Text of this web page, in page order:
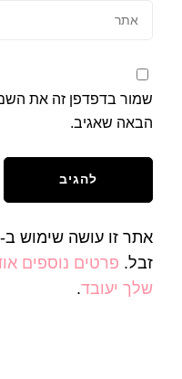
שמור בדפדפן זה את
הבאה שאגיב.
זבל. פרטים נוספים
שלך יעובד.